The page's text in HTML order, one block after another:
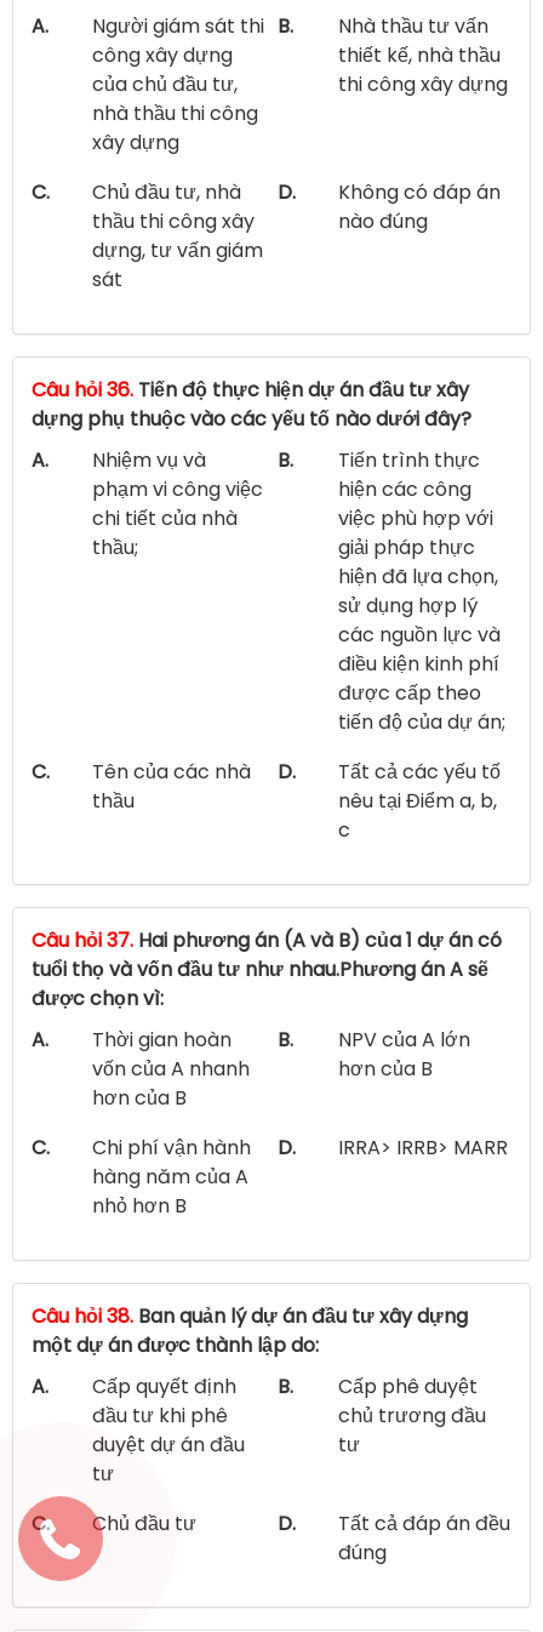
A.
Người giám sát thi
công xây dựng
của chủ đầu tư,
nhà thầu thi công
xây dựng
B.
Nhà thầu tư vấn
thiết kế, nhà thầu
thi công xây dựng
C.
Chủ đầu tư, nhà
thầu thi công xây
dựng, tư vấn giám
sát
D.
Không có đáp án
nào đúng
Câu hỏi 36. Tiến độ thực hiện dự án đầu tư xây
dựng phụ thuộc vào các yếu tố nào dưới đây?
A.
Nhiệm vụ và
phạm vi công việc
chi tiết của nhà
thầu;
B.
Tiến trình thực
hiện các công
việc phù hợp với
giải pháp thực
hiện đã lựa chọn,
sử dụng hợp lý
các nguồn lực và
điều kiện kinh phí
được cấp theo
tiến độ của dự án;
C.
Tên của các nhà
thầu
D.
Tất cả các yếu tố
nêu tại Điểm a, b,
c
Câu hỏi 37. Hai phương án (A và B) của 1 dự án có
tuổi thọ và vốn đầu tư như nhau.Phương án A sẽ
được chọn vì:
A.
Thời gian hoàn
vốn của A nhanh
hơn của B
B.
NPV của A lớn
hơn của B
C.
Chi phí vận hành
hàng năm của A
nhỏ hơn B
D. IRRA> IRRB> MARR
Câu hỏi 38. Ban quản lý dự án đầu tư xây dựng
một dự án được thành lập do:
A.
Cấp quyết định
đầu tư khi phê
duyệt dự án đầu
tư
B.
Cấp phê duyệt
chủ trương đầu
tư
C. Chủ đầu tư D.
Tất cả đáp án đều
đúng